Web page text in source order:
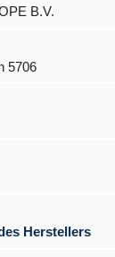
B.V.
5706
Herstellers